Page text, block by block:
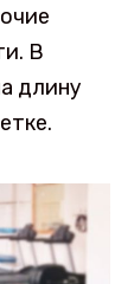
В
длину